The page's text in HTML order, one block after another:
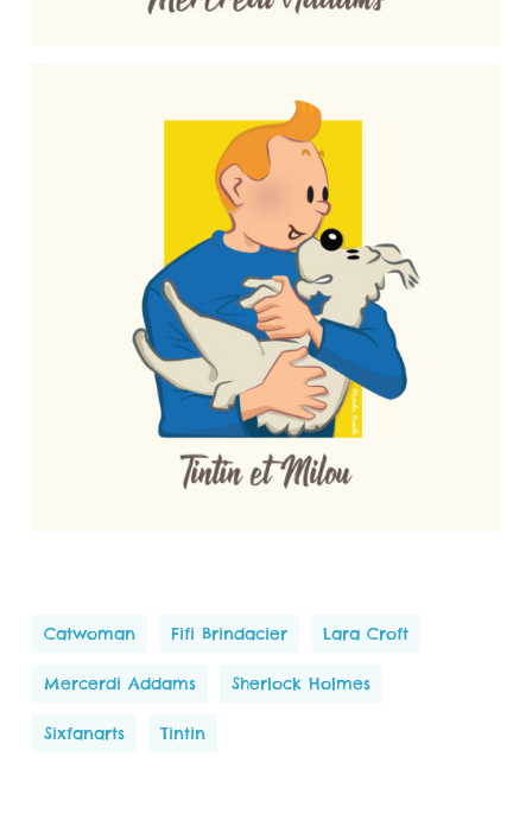
Catwoman Fifi Brindacier Lara Croft
Mercerdi Addams Sherlock Holmes
Sixfanarts Tintin